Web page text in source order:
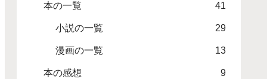
本の一覧 41
小説の一覧 29
漫画の一覧 13
本の感想 9